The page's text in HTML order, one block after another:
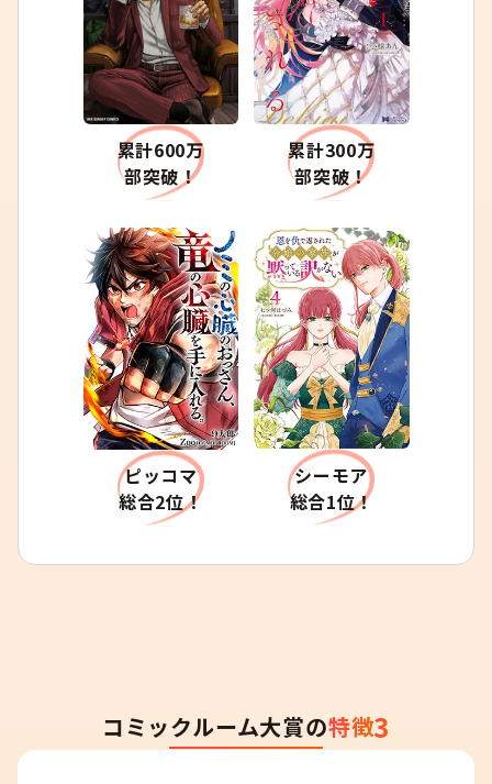
累計600万
部突破！
累計300万
部突破！
ピッコマ
総合2位！
シーモア
総合1位！
コミックルーム大賞の特徴3